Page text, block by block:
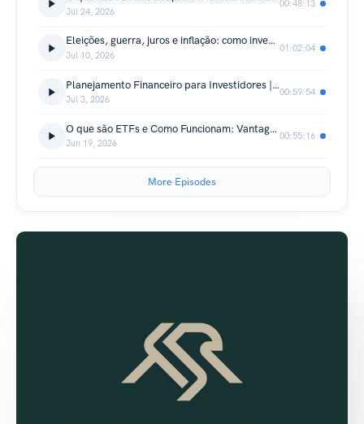
Jul 24, 2026
00:48:13
Eleições, guerra, juros e inflação: como investir no 2º semestre? | #OuviuInvestiu EP131
Jul 10, 2026
01:02:04
Planejamento Financeiro para Investidores | #OuviuInvestiu EP130
Jul 3, 2026
00:59:54
O que são ETFs e Como Funcionam: Vantagens e Riscos de Investir em ETF | #OuviuInvestiu EP129
Jun 19, 2026
00:55:16
More Episodes